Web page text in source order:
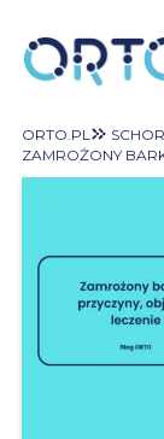
ORTO.PL
ZAMROŻONY